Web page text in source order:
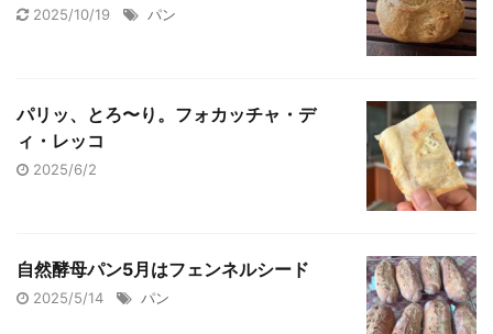
2025/10/19 パン
パリッ、とろ〜り。フォカッチャ・デ
ィ・レッコ
2025/6/2
自然酵母パン5月はフェンネルシード
2025/5/14 パン